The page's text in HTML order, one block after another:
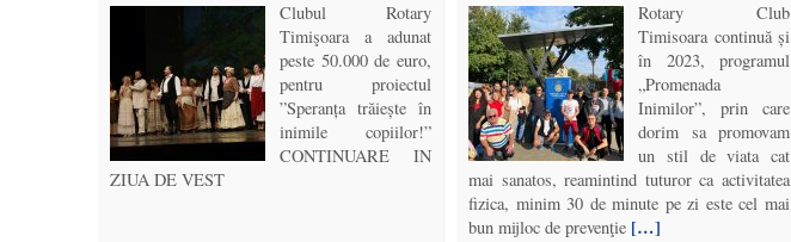
Clubul Rotary
Timişoara a adunat
peste 50.000 de euro,
pentru proiectul
”Speranța trăiește în
inimile copiilor!”
CONTINUARE IN
ZIUA DE VEST
Rotary Club
Timisoara continuă și
în 2023, programul
„Promenada
Inimilor”, prin care
dorim sa promovam
un stil de viata cat
mai sanatos, reamintind tuturor ca activitatea
fizica, minim 30 de minute pe zi este cel mai
bun mijloc de prevenţie […]